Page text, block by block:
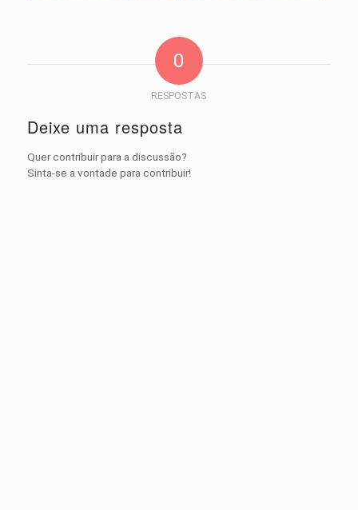
0
RESPOSTAS
Deixe uma resposta
Quer contribuir para a discussão?
Sinta-se a vontade para contribuir!